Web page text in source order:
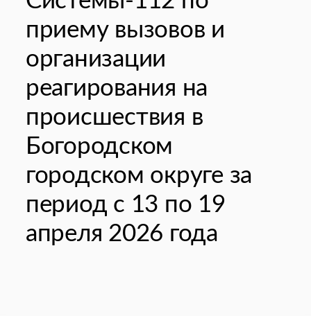
приему вызовов и
организации
реагирования на
происшествия в
Богородском
городском округе за
период с 13 по 19
апреля 2026 года